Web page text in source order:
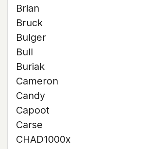
Brian
Bruck
Bulger
Bull
Buriak
Cameron
Candy
Capoot
Carse
CHAD1000x